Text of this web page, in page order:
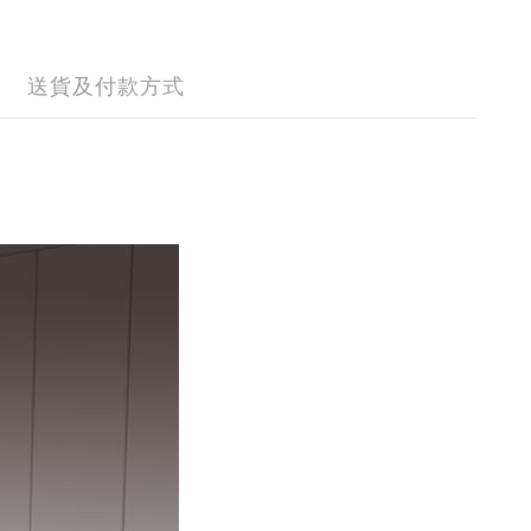
送貨及付款方式